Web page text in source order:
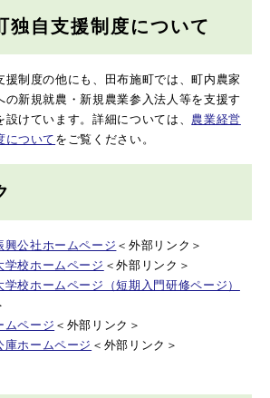
独自支援制度について
制度の他にも、田布施町では、町内農家
の新規就農・新規農業参入法人等を支援す
けています。詳細については、 農業経営
について をご覧ください。
興公社ホームページ ＜外部リンク＞
学校ホームページ ＜外部リンク＞
校ホームページ（短期入門研修ページ）
ムページ ＜外部リンク＞
庫ホームページ ＜外部リンク＞